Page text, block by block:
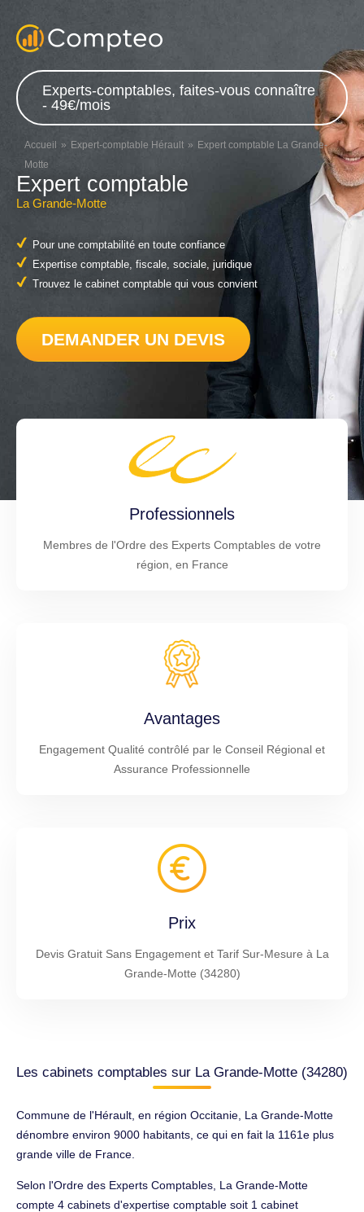
Experts-comptables, faites-vous connaître
- 49€/mois
Accueil Expert-comptable Hérault
Expert comptable La Grande-
Motte
Expert comptable
La Grande-Motte
Pour une comptabilité en toute confiance
Expertise comptable, fiscale, sociale, juridique
Trouvez le cabinet comptable qui vous convient
DEMANDER UN DEVIS
Professionnels
Membres de l'Ordre des Experts Comptables de votre
région, en France
Avantages
Engagement Qualité contrôlé par le Conseil Régional et
Assurance Professionnelle
Prix
Devis Gratuit Sans Engagement et Tarif Sur-Mesure à La
Grande-Motte (34280)
Les cabinets comptables sur La Grande-Motte (34280)
Commune de l'Hérault, en région Occitanie, La Grande-Motte
dénombre environ 9000 habitants, ce qui en fait la 1161e plus
grande ville de France.
Selon l'Ordre des Experts Comptables, La Grande-Motte
compte 4 cabinets d'expertise comptable soit 1 cabinet